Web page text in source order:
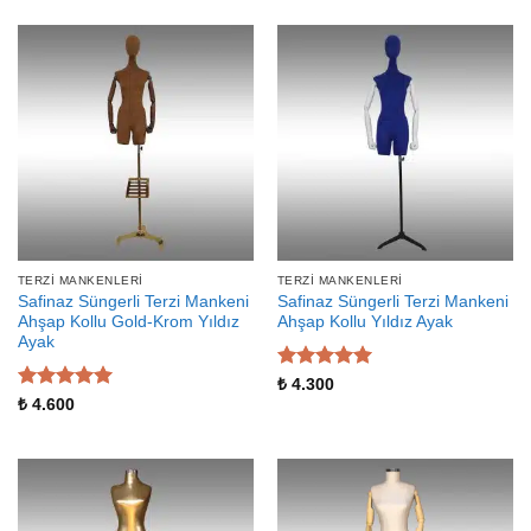
TERZI MANKENLERI
Safinaz Süngerli Terzi Mankeni
Ahşap Kollu Gold-Krom Yıldız
Ayak
5 üzerinden
₺4.600
TERZI MANKENLERI
Safinaz Süngerli Terzi Mankeni
Ahşap Kollu Yıldız Ayak
5 üzerinden
₺4.300